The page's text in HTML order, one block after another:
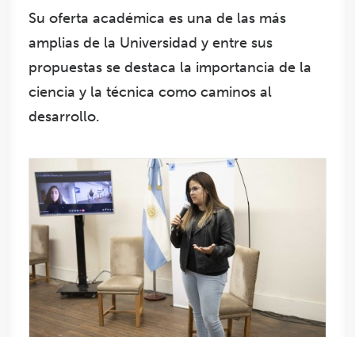
Su oferta académica es una de las más
amplias de la Universidad y entre sus
propuestas se destaca la importancia de la
ciencia y la técnica como caminos al
desarrollo.